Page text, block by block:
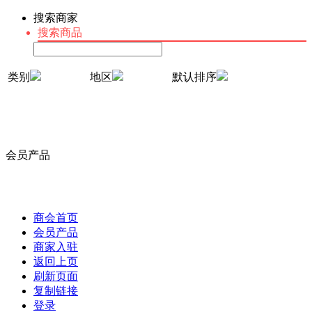
搜索商家
搜索商品
类别 地区 默认排序
会员产品
商会首页
会员产品
商家入驻
返回上页
刷新页面
复制链接
登录